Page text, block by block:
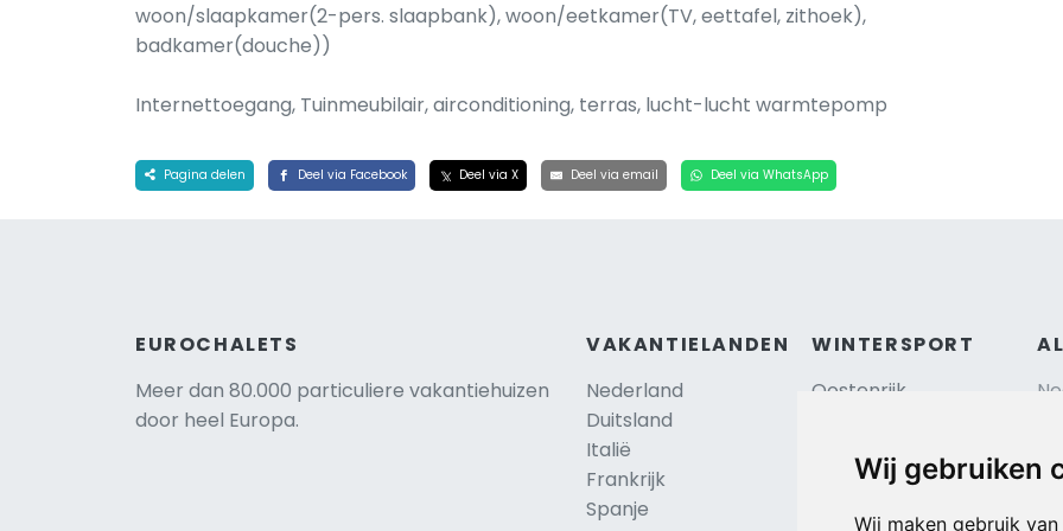
Wij gebruiken
Wij maken gebruik
woon/slaapkamer(2-pers. slaapbank), woon/eetkamer(TV, eettafel, zithoek),
badkamer(douche))
Internettoegang, Tuinmeubilair, airconditioning, terras, lucht-lucht warmtepomp
Pagina delen Deel via Facebook Deel via X Deel via email Deel via WhatsApp
EUROCHALETS
Meer dan 80.000 particuliere vakantiehuizen
door heel Europa.
VAKANTIELANDEN
Nederland
Duitsland
Italië
Frankrijk
Spanje
WINTERSPORT
Oostenrijk
Zwitserland
Tsjechië
TIP
Duitsland